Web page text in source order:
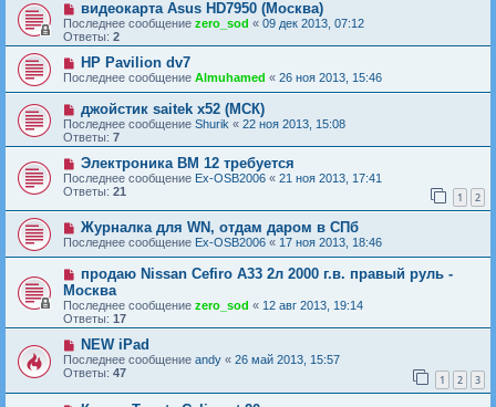
видеокарта Asus HD7950 (Москва)
Последнее сообщение zero_sod « 09 дек 2013, 07:12
Ответы: 2
HP Pavilion dv7
Последнее сообщение Almuhamed « 26 ноя 2013, 15:46
джойстик saitek x52 (МСК)
Последнее сообщение Shurik « 22 ноя 2013, 15:08
Ответы: 7
Электроника ВМ 12 требуется
Последнее сообщение Ex-OSB2006 « 21 ноя 2013, 17:41
Ответы: 21 1 2
Журналка для WN, отдам даром в СПб
Последнее сообщение Ex-OSB2006 « 17 ноя 2013, 18:46
продаю Nissan Cefiro A33 2л 2000 г.в. правый руль -
Москва
Последнее сообщение zero_sod « 12 авг 2013, 19:14
Ответы: 17
NEW iPad
Последнее сообщение andy « 26 май 2013, 15:57
Ответы: 47 1 2 3